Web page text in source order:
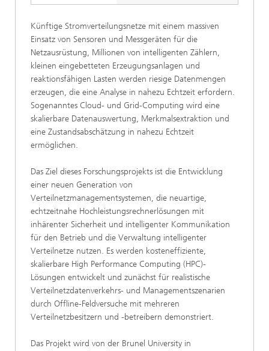
Künftige Stromverteilungsnetze mit einem massiven
Einsatz von Sensoren und Messgeräten für die
Netzausrüstung, Millionen von intelligenten Zählern,
kleinen eingebetteten Erzeugungsanlagen und
reaktionsfähigen Lasten werden riesige Datenmengen
erzeugen, die eine Analyse in nahezu Echtzeit erfordern.
Sogenanntes Cloud- und Grid-Computing wird eine
skalierbare Datenauswertung, Merkmalsextraktion und
eine Zustandsabschätzung in nahezu Echtzeit
ermöglichen.
Das Ziel dieses Forschungsprojekts ist die Entwicklung
einer neuen Generation von
Verteilnetzmanagementsystemen, die neuartige,
echtzeitnahe Hochleistungsrechnerlösungen mit
inhärenter Sicherheit und intelligenter Kommunikation
für den Betrieb und die Verwaltung intelligenter
Verteilnetze nutzen. Es werden kosteneffiziente,
skalierbare High Performance Computing (HPC)-
Lösungen entwickelt und zunächst für realistische
Verteilnetzdatenverkehrs- und Managementszenarien
durch Offline-Feldversuche mit mehreren
Verteilnetzbesitzern und -betreibern demonstriert.
Das Projekt wird von der Brunel University in